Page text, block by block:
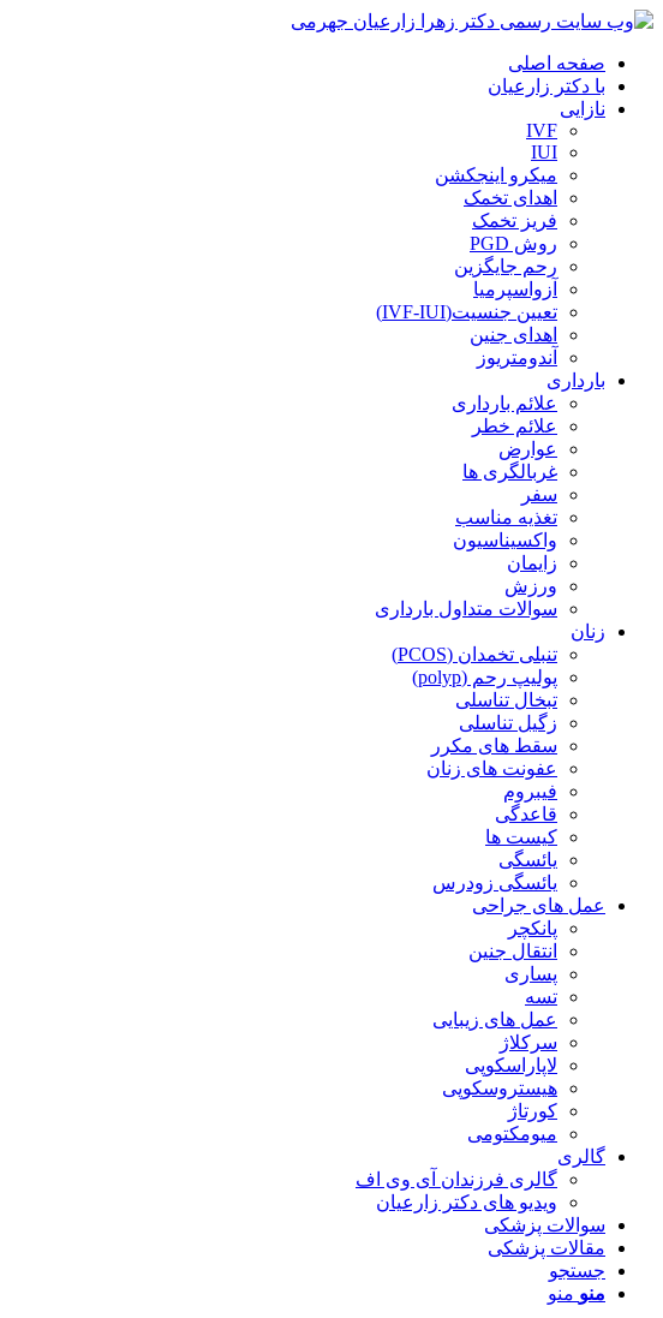
صفحه اصلی
با دکتر زارعیان
نازایی
IVF
IUI
میکرو اینجکشن
اهدای تخمک
فریز تخمک
روش PGD
رحم جایگزین
آزواسپرمیا
تعیین جنسیت(IVF-IUI)
اهدای جنین
آندومتریوز
بارداری
علائم بارداری
علائم خطر
عوارض
غربالگری ها
سفر
تغذیه مناسب
واکسیناسیون
زایمان
ورزش
سوالات متداول بارداری
زنان
تنبلی تخمدان (PCOS)
پولیپ رحم (polyp)
تبخال تناسلی
زگیل تناسلی
سقط های مکرر
عفونت های زنان
فیبروم
قاعدگی
کیست ها
یائسگی
یائسگی زودرس
عمل های جراحی
پانکچر
انتقال جنین
پساری
تسه
عمل های زیبایی
سرکلاژ
لاپاراسکوپی
هیستروسکوپی
کورتاژ
میومکتومی
گالری
گالری فرزندان آی وی اف
ویدیو های دکتر زارعیان
سوالات پزشکی
مقالات پزشکی
جستجو
منو منو